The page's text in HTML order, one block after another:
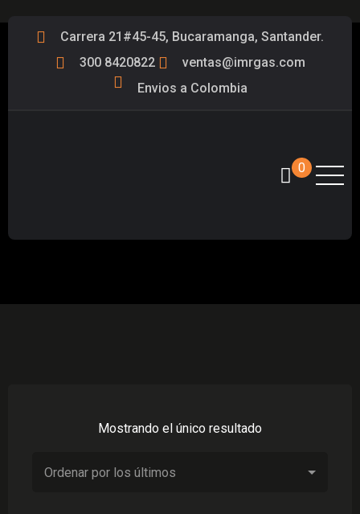
Carrera 21#45-45, Bucaramanga, Santander.
300 8420822
ventas@imrgas.com
Envios a Colombia
0
Mostrando el único resultado